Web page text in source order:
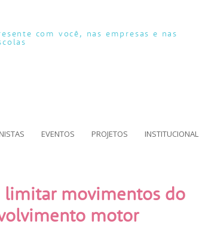
com você, nas empresas e nas
EVENTOS PROJETOS INSTITUCIONAL
limitar movimentos do
motor